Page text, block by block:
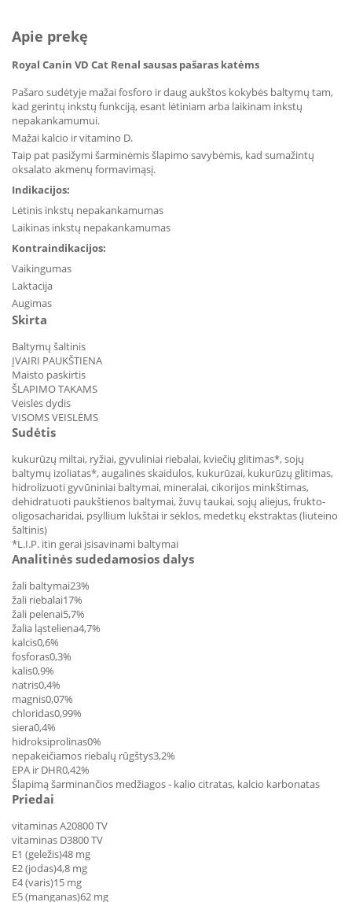
Apie prekę
Royal Canin VD Cat Renal sausas pašaras katėms
Pašaro sudėtyje mažai fosforo ir daug aukštos kokybės baltymų tam,
kad gerintų inkstų funkciją, esant lėtiniam arba laikinam inkstų
nepakankamumui.
Mažai kalcio ir vitamino D.
Taip pat pasižymi šarminėmis šlapimo savybėmis, kad sumažintų
oksalato akmenų formavimąsį.
Indikacijos:
Lėtinis inkstų nepakankamumas
Laikinas inkstų nepakankamumas
Kontraindikacijos:
Vaikingumas
Laktacija
Augimas
Skirta
Baltymų šaltinis
ĮVAIRI PAUKŠTIENA
Maisto paskirtis
ŠLAPIMO TAKAMS
Veislės dydis
VISOMS VEISLĖMS
Sudėtis
kukurūzų miltai, ryžiai, gyvuliniai riebalai, kviečių glitimas*, sojų
baltymų izoliatas*, augalinės skaidulos, kukurūzai, kukurūzų glitimas,
hidrolizuoti gyvūniniai baltymai, mineralai, cikorijos minkštimas,
dehidratuoti paukštienos baltymai, žuvų taukai, sojų aliejus, frukto-
oligosacharidai, psyllium lukštai ir sėklos, medetkų ekstraktas (liuteino
šaltinis)
*L.I.P. itin gerai įsisavinami baltymai
Analitinės sudedamosios dalys
žali baltymai23%
žali riebalai17%
žali pelenai5,7%
žalia ląsteliena4,7%
kalcis0,6%
fosforas0,3%
kalis0,9%
natris0,4%
magnis0,07%
chloridas0,99%
siera0,4%
hidroksiprolinas0%
nepakeičiamos riebalų rūgštys3,2%
EPA ir DHR0,42%
Šlapimą šarminančios medžiagos - kalio citratas, kalcio karbonatas
Priedai
vitaminas A20800 TV
vitaminas D3800 TV
E1 (geležis)48 mg
E2 (jodas)4,8 mg
E4 (varis)15 mg
E5 (manganas)62 mg